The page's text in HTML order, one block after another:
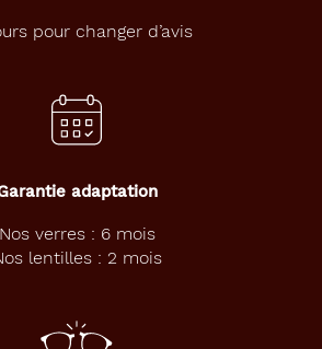
pour changer d’avis
adaptation
Nos verres : 6 mois
lentilles : 2 mois